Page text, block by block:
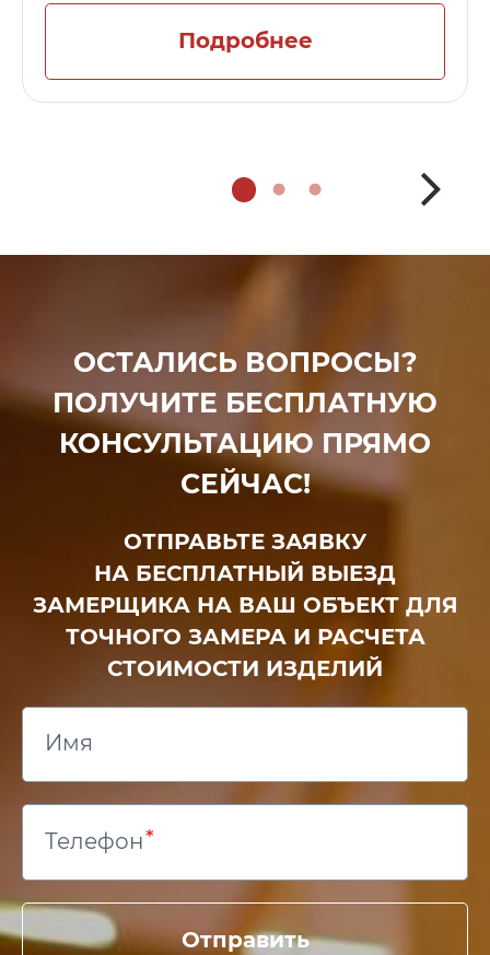
Подробнее
ОСТАЛИСЬ ВОПРОСЫ?
ПОЛУЧИТЕ БЕСПЛАТНУЮ
КОНСУЛЬТАЦИЮ ПРЯМО
СЕЙЧАС!
ОТПРАВЬТЕ ЗАЯВКУ
НА БЕСПЛАТНЫЙ ВЫЕЗД
ЗАМЕРЩИКА НА ВАШ ОБЪЕКТ ДЛЯ
ТОЧНОГО ЗАМЕРА И РАСЧЕТА
СТОИМОСТИ ИЗДЕЛИЙ
Имя
Телефон
Отправить